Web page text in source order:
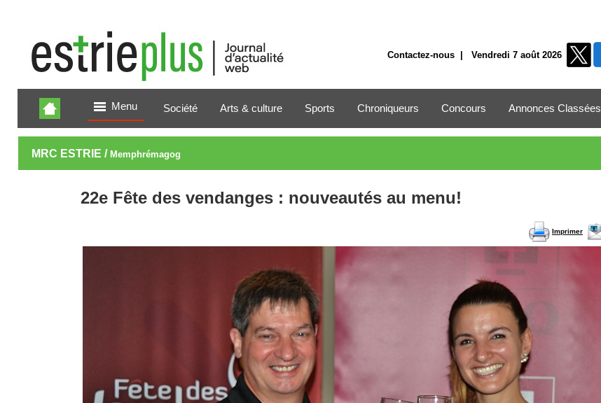
Contactez-nous| Vendredi 7 août 2026
Menu Société Arts & culture Sports Chroniqueurs Concours Annonces Classées
MRC ESTRIE / Memphrémagog
22e Fête des vendanges : nouveautés au menu!
Imprimer